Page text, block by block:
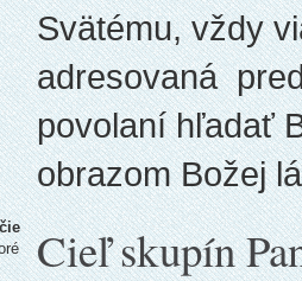
Svätému, vždy
adresovaná
povolaní hľadať
obrazom Božej
Cieľ skupín